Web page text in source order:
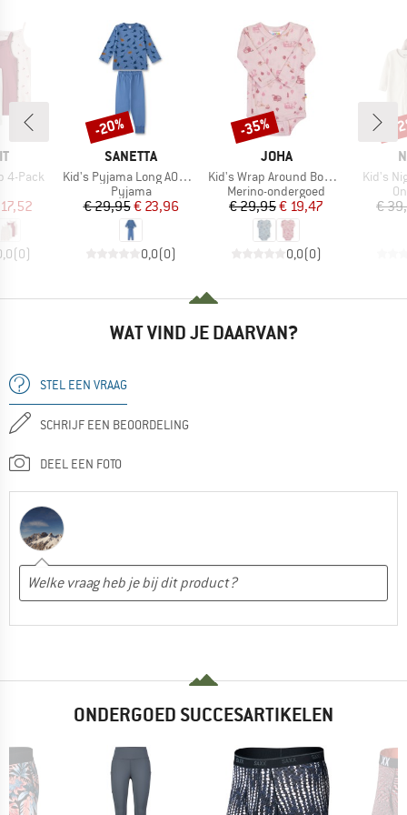
4-Pack
prijs
(0)
MERK
SANETTA
Artikel
Kid's Pyjama Long AOP 233560
Productgroep
Pyjama
Prijs
€ 29,95Verlaagde prijs
€ 23,96
0,0(0)
Korting
-20%
MERK
JOHA
Artikel
Kid's Wrap Around Body AOP
Productgroep
Merino-ondergoed
Prijs
€ 29,95Verlaagde prijs
€ 19,47
0,0(0)
Korting
-35%
Artikel
Kid's
€
-
WAT VIND JE DAARVAN?
STEL EEN VRAAG
SCHRIJF EEN BEOORDELING
DEEL EEN FOTO
ONDERGOED SUCCESARTIKELEN